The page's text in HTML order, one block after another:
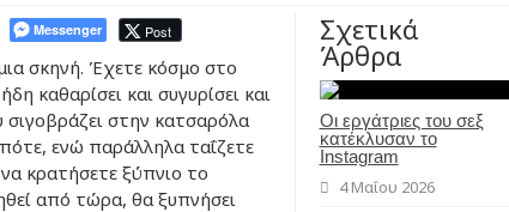
Σχετικά
Άρθρα
Οι εργάτριες του σεξ
κατέκλυσαν το
Instagram
4 Μαΐου 2026
Messenger Post
σκηνή. Έχετε κόσμο στο
καθαρίσει και συγυρίσει και
στην κατσαρόλα
ενώ παράλληλα ταΐζετε
κρατήσετε ξύπνιο το
από τώρα, θα ξυπνήσει